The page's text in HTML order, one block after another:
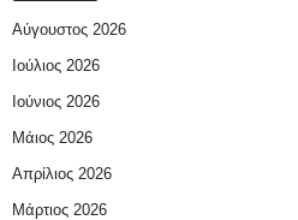
Αύγουστος 2026
Ιούλιος 2026
Ιούνιος 2026
Μάιος 2026
Απρίλιος 2026
Μάρτιος 2026